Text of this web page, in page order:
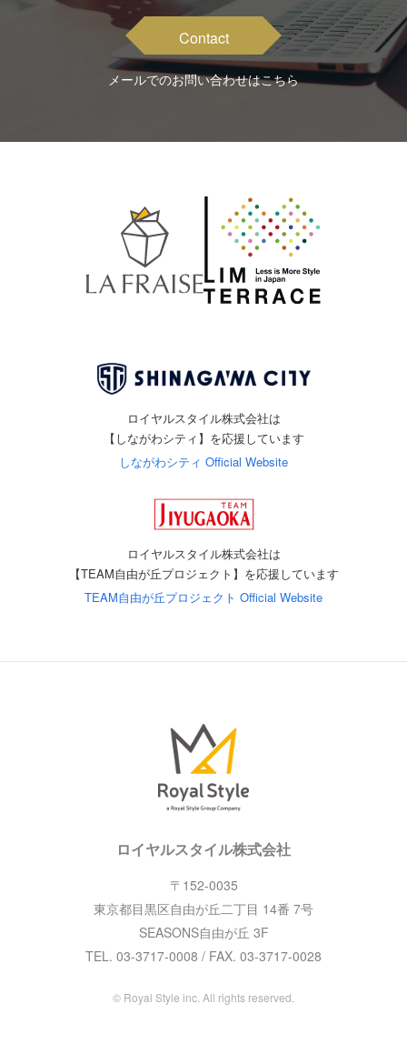
Contact
メールでのお問い合わせはこちら
ロイヤルスタイル株式会社は
【しながわシティ】を応援しています
しながわシティ Official Website
ロイヤルスタイル株式会社は
【TEAM自由が丘プロジェクト】を応援しています
TEAM自由が丘プロジェクト Official Website
ロイヤルスタイル株式会社
〒152-0035
東京都目黒区自由が丘二丁目 14番 7号
SEASONS自由が丘 3F
TEL. 03-3717-0008 / FAX. 03-3717-0028
© Royal Style inc. All rights reserved.